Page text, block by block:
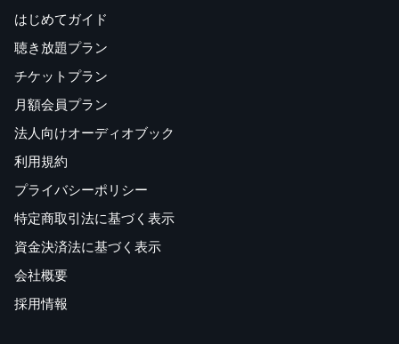
はじめてガイド
聴き放題プラン
チケットプラン
月額会員プラン
法人向けオーディオブック
利用規約
プライバシーポリシー
特定商取引法に基づく表示
資金決済法に基づく表示
会社概要
採用情報